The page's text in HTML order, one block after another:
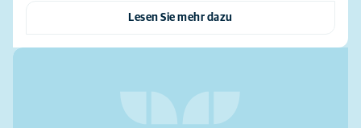
Lesen Sie mehr dazu